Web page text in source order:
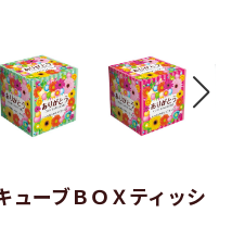
ューブＢＯＸティッシ